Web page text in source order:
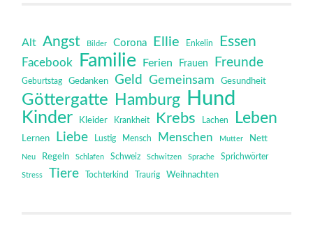
Alt Angst Bilder Corona Ellie Enkelin Essen
Facebook Familie Ferien Frauen Freunde
Geburtstag Gedanken Geld Gemeinsam Gesundheit
Göttergatte Hamburg Hund
Kinder Kleider Krankheit Krebs Lachen Leben
Lernen Liebe Lustig Mensch Menschen Mutter Nett
Neu Regeln Schlafen Schweiz Schwitzen Sprache Sprichwörter
Stress Tiere Tochterkind Traurig Weihnachten